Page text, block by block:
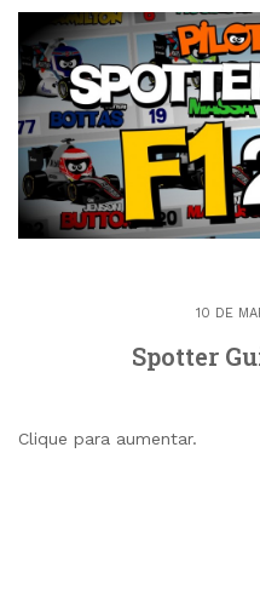
10 DE
Spotter
Clique para aumentar.